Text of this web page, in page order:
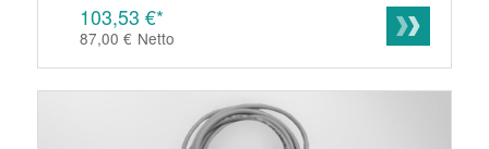
103,53 €*
87,00 € Netto